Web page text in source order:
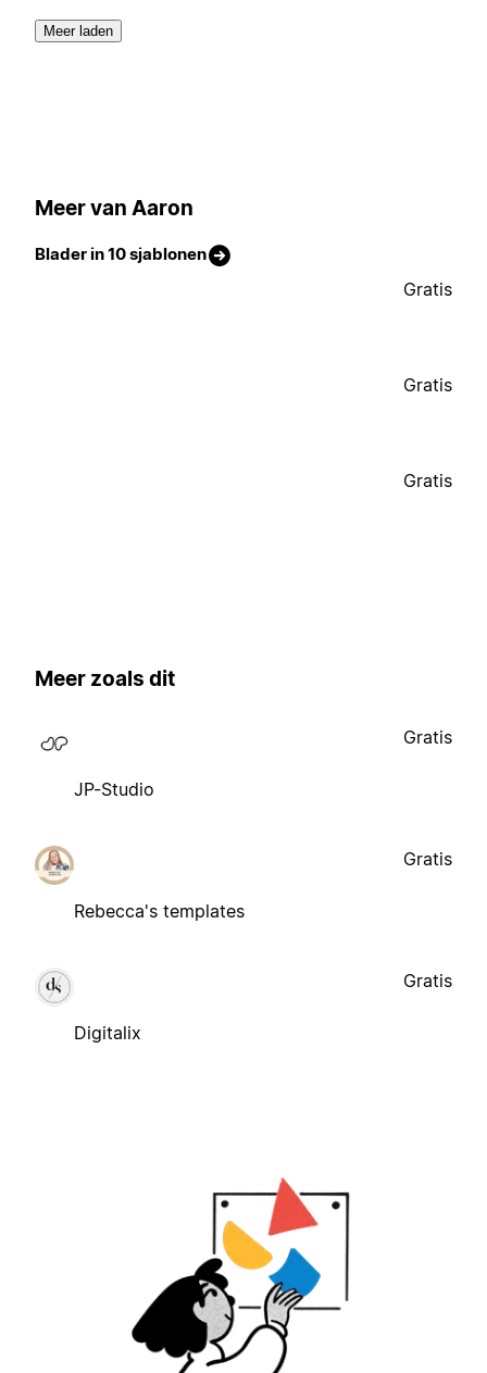
Meer laden
Meer van Aaron
Blader in 10 sjablonen
Gratis
Gratis
Gratis
Meer zoals dit
JP-Studio
Gratis
Rebecca's templates
Gratis
Digitalix
Gratis